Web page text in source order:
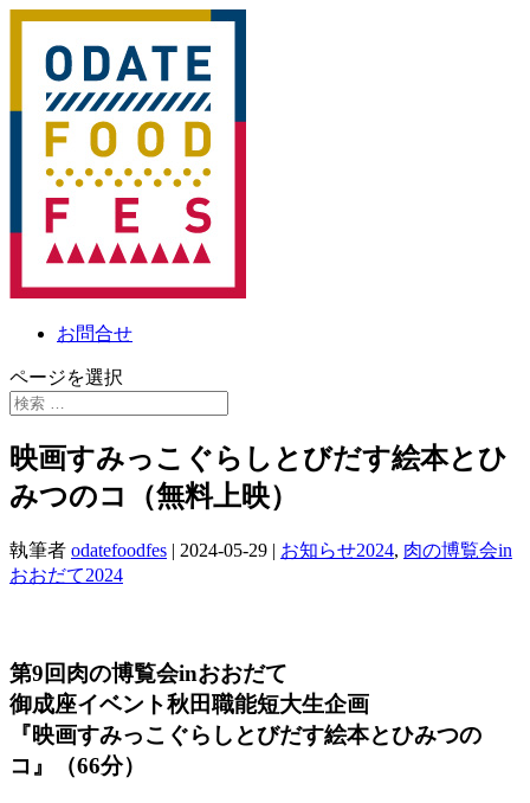
お問合せ
ページを選択
映画すみっこぐらしとびだす絵本とひ
みつのコ（無料上映）
執筆者 odatefoodfes | 2024-05-29 | お知らせ2024, 肉の博覧会in
おおだて2024
第9回肉の博覧会inおおだて
御成座イベント秋田職能短大生企画
『映画すみっこぐらしとびだす絵本とひみつの
コ』（66分）